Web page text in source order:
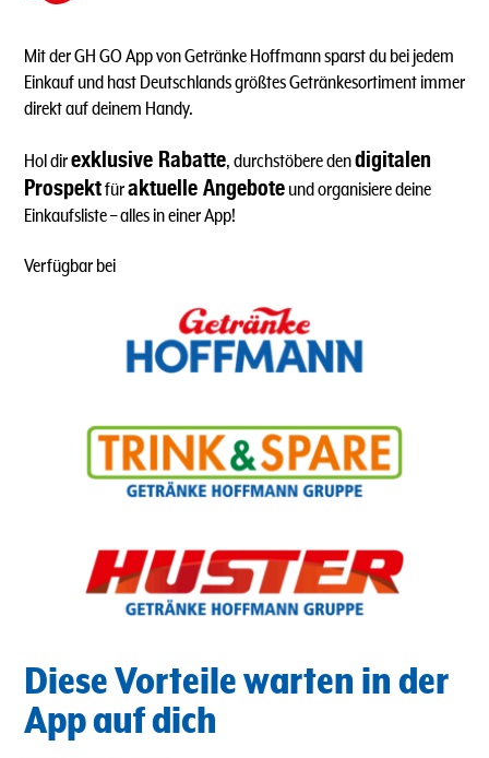
Mit der GH GO App von Getränke Hoffmann sparst du bei jedem
Einkauf und hast Deutschlands größtes Getränkesortiment immer
direkt auf deinem Handy.
Hol direxklusive Rabatte, durchstöbere dendigitalen
Prospektfüraktuelle Angebote und organisiere deine
Einkaufsliste – alles in einer App!
Verfügbar bei
Diese Vorteile warten in der
App auf dich